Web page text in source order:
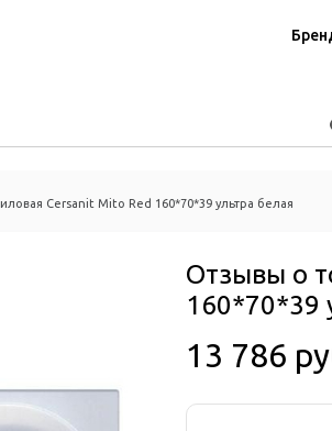
Cersanit Mito Red 160*70*39 ультра белая
Отзывы о
160*70*39
13 786